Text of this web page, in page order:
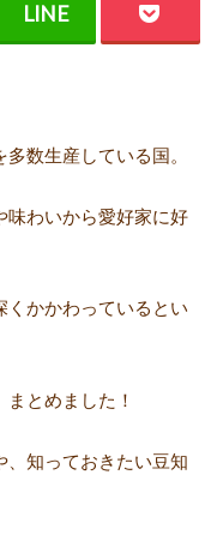
数生産している国。
味わいから愛好家に好
くかかわっているとい
とめました！
、知っておきたい豆知